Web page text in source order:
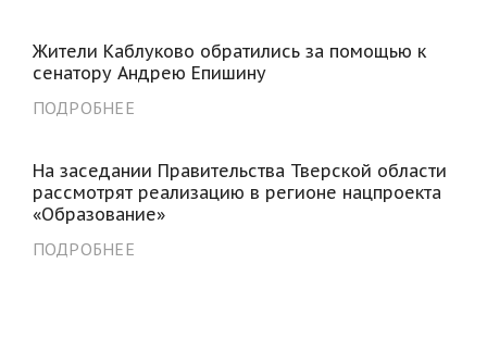
Жители Каблуково обратились за помощью к
сенатору Андрею Епишину
ПОДРОБНЕЕ
На заседании Правительства Тверской области
рассмотрят реализацию в регионе нацпроекта
«Образование»
ПОДРОБНЕЕ